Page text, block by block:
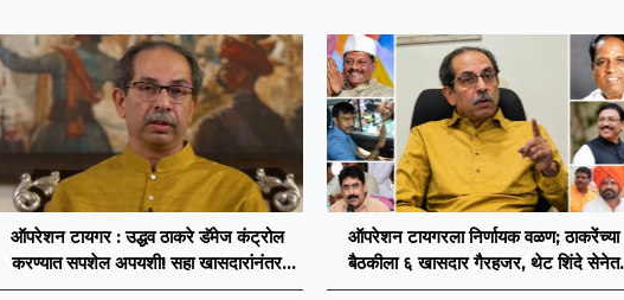
ऑपरेशन टायगर : उद्धव ठाकरे डॅमेज कंट्रोल
करण्यात सपशेल अपयशी! सहा खासदारांनंतर
आमदारांसह नगरसेवकही शिंदेंकडे जाण्याच्या चर्चा
ऑपरेशन टायगरला निर्णायक वळण; ठाकरेंच्या
बैठकीला ६ खासदार गैरहजर, थेट शिंदे सेनेत
विलीन होण्याचा प्रस्ताव?